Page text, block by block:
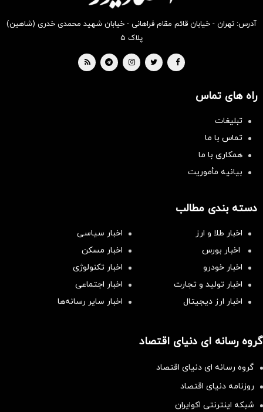
آدرس: تهران - خیابان قائم مقام فراهانی - خیابان شهید محمدی خدری (شاهین)
پلاک ۵
راه های تماس
تبلیغات
تماس با ما
همکاری با ما
بیانیه مأموریت
دسته بندی مطالب
اخبار طلا و ارز
اخبار سیاسی
اخبار بورس
اخبار مسکن
اخبار خودرو
اخبار تکنولوژی
اخبار تولید و تجارت
اخبار اجتماعی
اخبار ارز دیجیتال
اخبار سایر رسانه‌‌ها
گروه رسانه ای دنیای اقتصاد
گروه رسانه ای دنیای اقتصاد
روزنامه دنیای اقتصاد
شبکه اینترنتی اکوایران